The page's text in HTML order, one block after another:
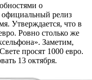
о
релиз
Утверждается, что в
Ровно столько же
Заметим,
просят 1000 евро.
13 октября.